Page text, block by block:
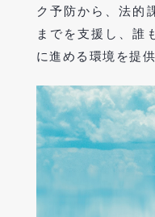
ク予防から、法的
までを支援し、誰
に進める環境を提供